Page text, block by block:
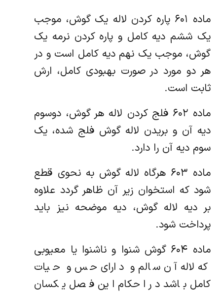
ماده ۶۰۱ پاره کردن لاله یک گوش، موجب
یک ششم دیه کامل و پاره کردن نرمه یک
گوش، موجب یک نهم دیه کامل است و در
هر دو مورد در صورت بهبودی کامل، ارش
ثابت است.
ماده ۶۰۲ فلج کردن لاله هر گوش، دوسوم
دیه آن و بریدن لاله گوش فلج شده، یک
سوم دیه آن را دارد.
ماده ۶۰۳ هرگاه لاله گوش به نحوی قطع
شود که استخوان زیر آن ظاهر گردد علاوه
بر دیه لاله گوش، دیه موضحه نیز باید
پرداخت شود.
ماده ۶۰۴ گوش شنوا و ناشنوا یا معیوبی
که لاله آن سالم و دارای حس و حیات
کامل باشد در احکام این فصل یکسان